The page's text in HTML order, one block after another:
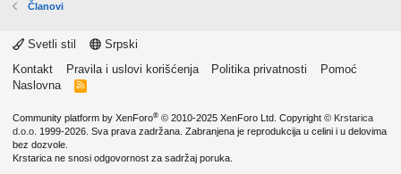
Članovi
Svetli stil
Srpski
Kontakt
Pravila i uslovi korišćenja Politika privatnosti
Pomoć
Naslovna
R
Community platform by XenForo® © 2010-2025 XenForo Ltd. Copyright © Krstarica
d.o.o. 1999-2026. Sva prava zadržana. Zabranjena je reprodukcija u celini i u delovima
bez dozvole.
Krstarica ne snosi odgovornost za sadržaj poruka.